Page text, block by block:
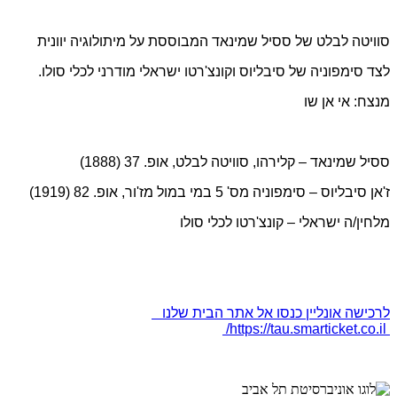
סוויטה לבלט של ססיל שמינאד המבוססת על מיתולוגיה יוונית
לצד סימפוניה של סיבליוס וקונצ'רטו ישראלי מודרני לכלי סולו.
מנצח: אי אן שו
ססיל שמינאד – קלירהו, סוויטה לבלט, אופ. 37 (1888)
ז'אן סיבליוס – סימפוניה מס' 5 במי במול מז'ור, אופ. 82 (1919)
מלחין/ה ישראלי – קונצ'רטו לכלי סולו
לרכישה אונליין כנסו אל אתר הבית שלנו